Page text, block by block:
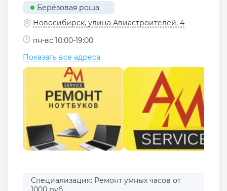
Берёзовая роща
Новосибирск, улица Авиастроителей, 4
пн-вс 10:00-19:00
Показать все адреса
Специализация: Ремонт умных часов от